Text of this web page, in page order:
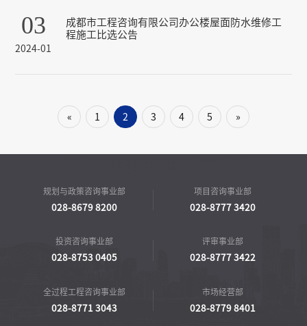
03
2024-01
成都市工程咨询有限公司办公楼屋面防水维修工
程施工比选公告
« 1 2 3 4 5 »
规划与政策咨询事业部
028-8679 8200
项目咨询事业部
028-8777 3420
投资咨询事业部
028-8753 0405
评审事业部
028-8777 3422
全过程工程咨询事业部
028-8771 3043
市场经营部
028-8779 8401